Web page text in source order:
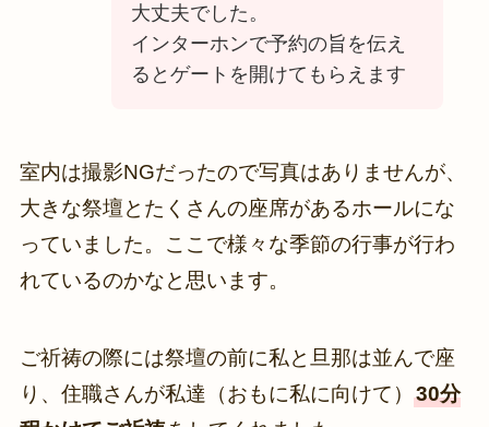
大丈夫でした。
インターホンで予約の旨を伝え
るとゲートを開けてもらえます
室内は撮影NGだったので写真はありませんが、
大きな祭壇とたくさんの座席があるホールにな
っていました。ここで様々な季節の行事が行わ
れているのかなと思います。
ご祈祷の際には祭壇の前に私と旦那は並んで座
り、住職さんが私達（おもに私に向けて） 30分